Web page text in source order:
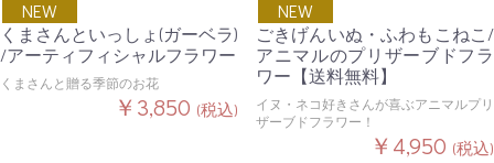
NEW
くまさんといっしょ(ガーベラ)
/アーティフィシャルフラワー
くまさんと贈る季節のお花
￥3,850 (税込)
NEW
ごきげんいぬ・ふわもこねこ/
アニマルのプリザーブドフラ
ワー【送料無料】
イヌ・ネコ好きさんが喜ぶアニマルプリ
ザーブドフラワー！
￥4,950 (税込)